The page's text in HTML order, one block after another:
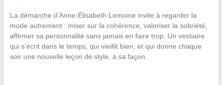
La démarche d’Anne-Élisabeth Lemoine invite à regarder la
mode autrement : miser sur la cohérence, valoriser la sobriété,
affirmer sa personnalité sans jamais en faire trop. Un vestiaire
qui s’écrit dans le temps, qui vieillit bien, et qui donne chaque
soir une nouvelle leçon de style, à sa façon.